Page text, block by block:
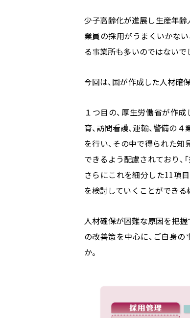
少子高齢化が進展し生産年齢
業員の採用がうまくいかない
る事業所も多いのではないで
今回は、国が作成した人材確
１つ目の、厚生労働省が作成
育、訪問看護、運輸、警備の
を行い、その中で得られた
できるよう配慮されており、「
さらにこれを細分した11項
を検討していくことができる
人材確保が困難な原因を把
の改善策を中心に、ご自身
か。